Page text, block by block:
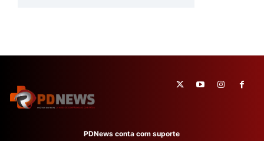
PDNews conta com suporte